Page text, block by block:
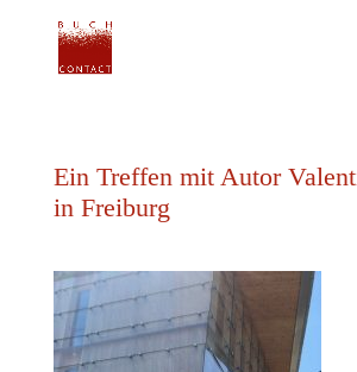
Ein Treffen mit Autor
in Freiburg